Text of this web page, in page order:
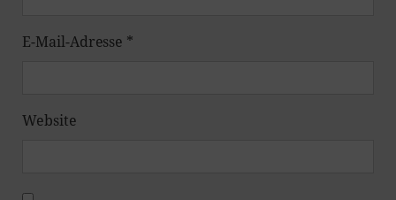
E-Mail-Adresse *
Website